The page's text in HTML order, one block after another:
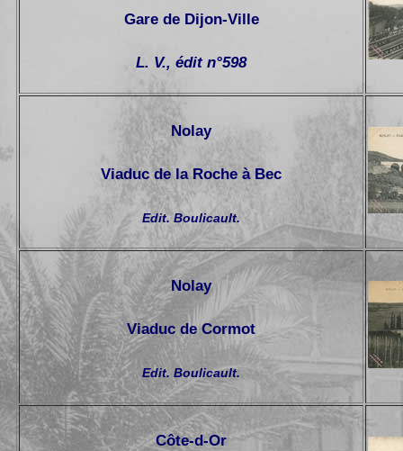
Gare de Dijon-Ville
L. V., édit n°598
Nolay
Viaduc de la Roche à Bec
Edit. Boulicault.
Nolay
Viaduc de Cormot
Edit. Boulicault.
Côte-d-Or